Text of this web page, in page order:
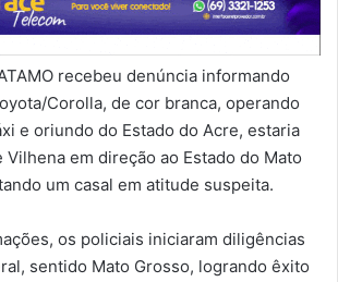
recebeu denúncia informando
Corolla, de cor branca, operando
e oriundo do Estado do Acre, estaria
Vilhena em direção ao Estado do Mato
um casal em atitude suspeita.
os policiais iniciaram diligências
sentido Mato Grosso, logrando êxito